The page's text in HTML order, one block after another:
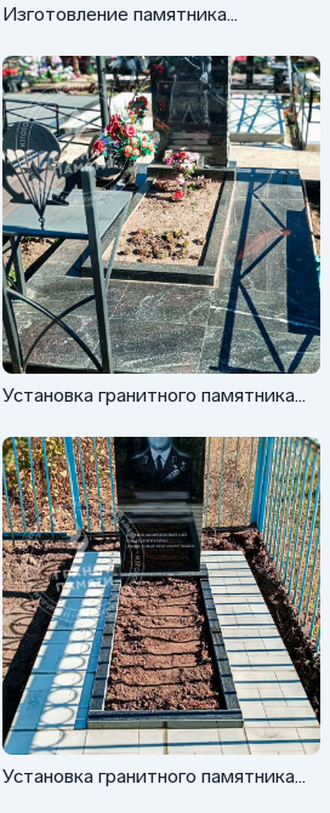
Изготовление памятника
Установка гранитного памятника
Установка гранитного памятника